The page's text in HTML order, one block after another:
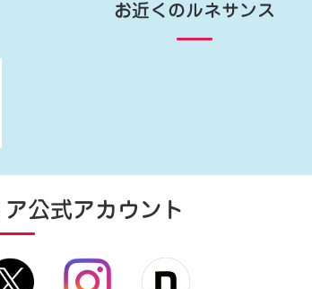
お近くのルネサンス
公式アカウント